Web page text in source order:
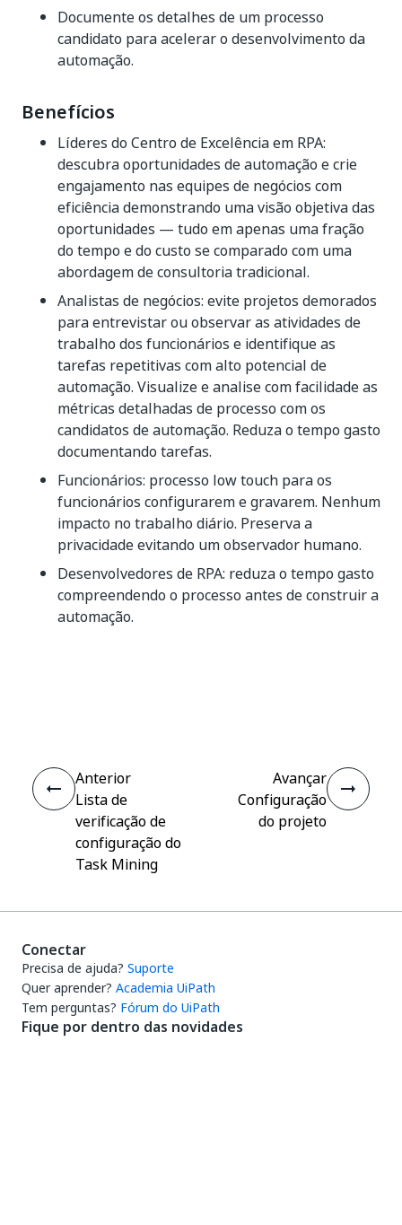
Documente os detalhes de um processo
candidato para acelerar o desenvolvimento da
automação.
Benefícios
Líderes do Centro de Excelência em RPA:
descubra oportunidades de automação e crie
engajamento nas equipes de negócios com
eficiência demonstrando uma visão objetiva das
oportunidades — tudo em apenas uma fração
do tempo e do custo se comparado com uma
abordagem de consultoria tradicional.
Analistas de negócios: evite projetos demorados
para entrevistar ou observar as atividades de
trabalho dos funcionários e identifique as
tarefas repetitivas com alto potencial de
automação. Visualize e analise com facilidade as
métricas detalhadas de processo com os
candidatos de automação. Reduza o tempo gasto
documentando tarefas.
Funcionários: processo low touch para os
funcionários configurarem e gravarem. Nenhum
impacto no trabalho diário. Preserva a
privacidade evitando um observador humano.
Desenvolvedores de RPA: reduza o tempo gasto
compreendendo o processo antes de construir a
automação.
Anterior
Lista de
verificação de
configuração do
Task Mining
Avançar
Configuração
do projeto
Conectar
Precisa de ajuda? Suporte
Quer aprender? Academia UiPath
Tem perguntas? Fórum do UiPath
Fique por dentro das novidades